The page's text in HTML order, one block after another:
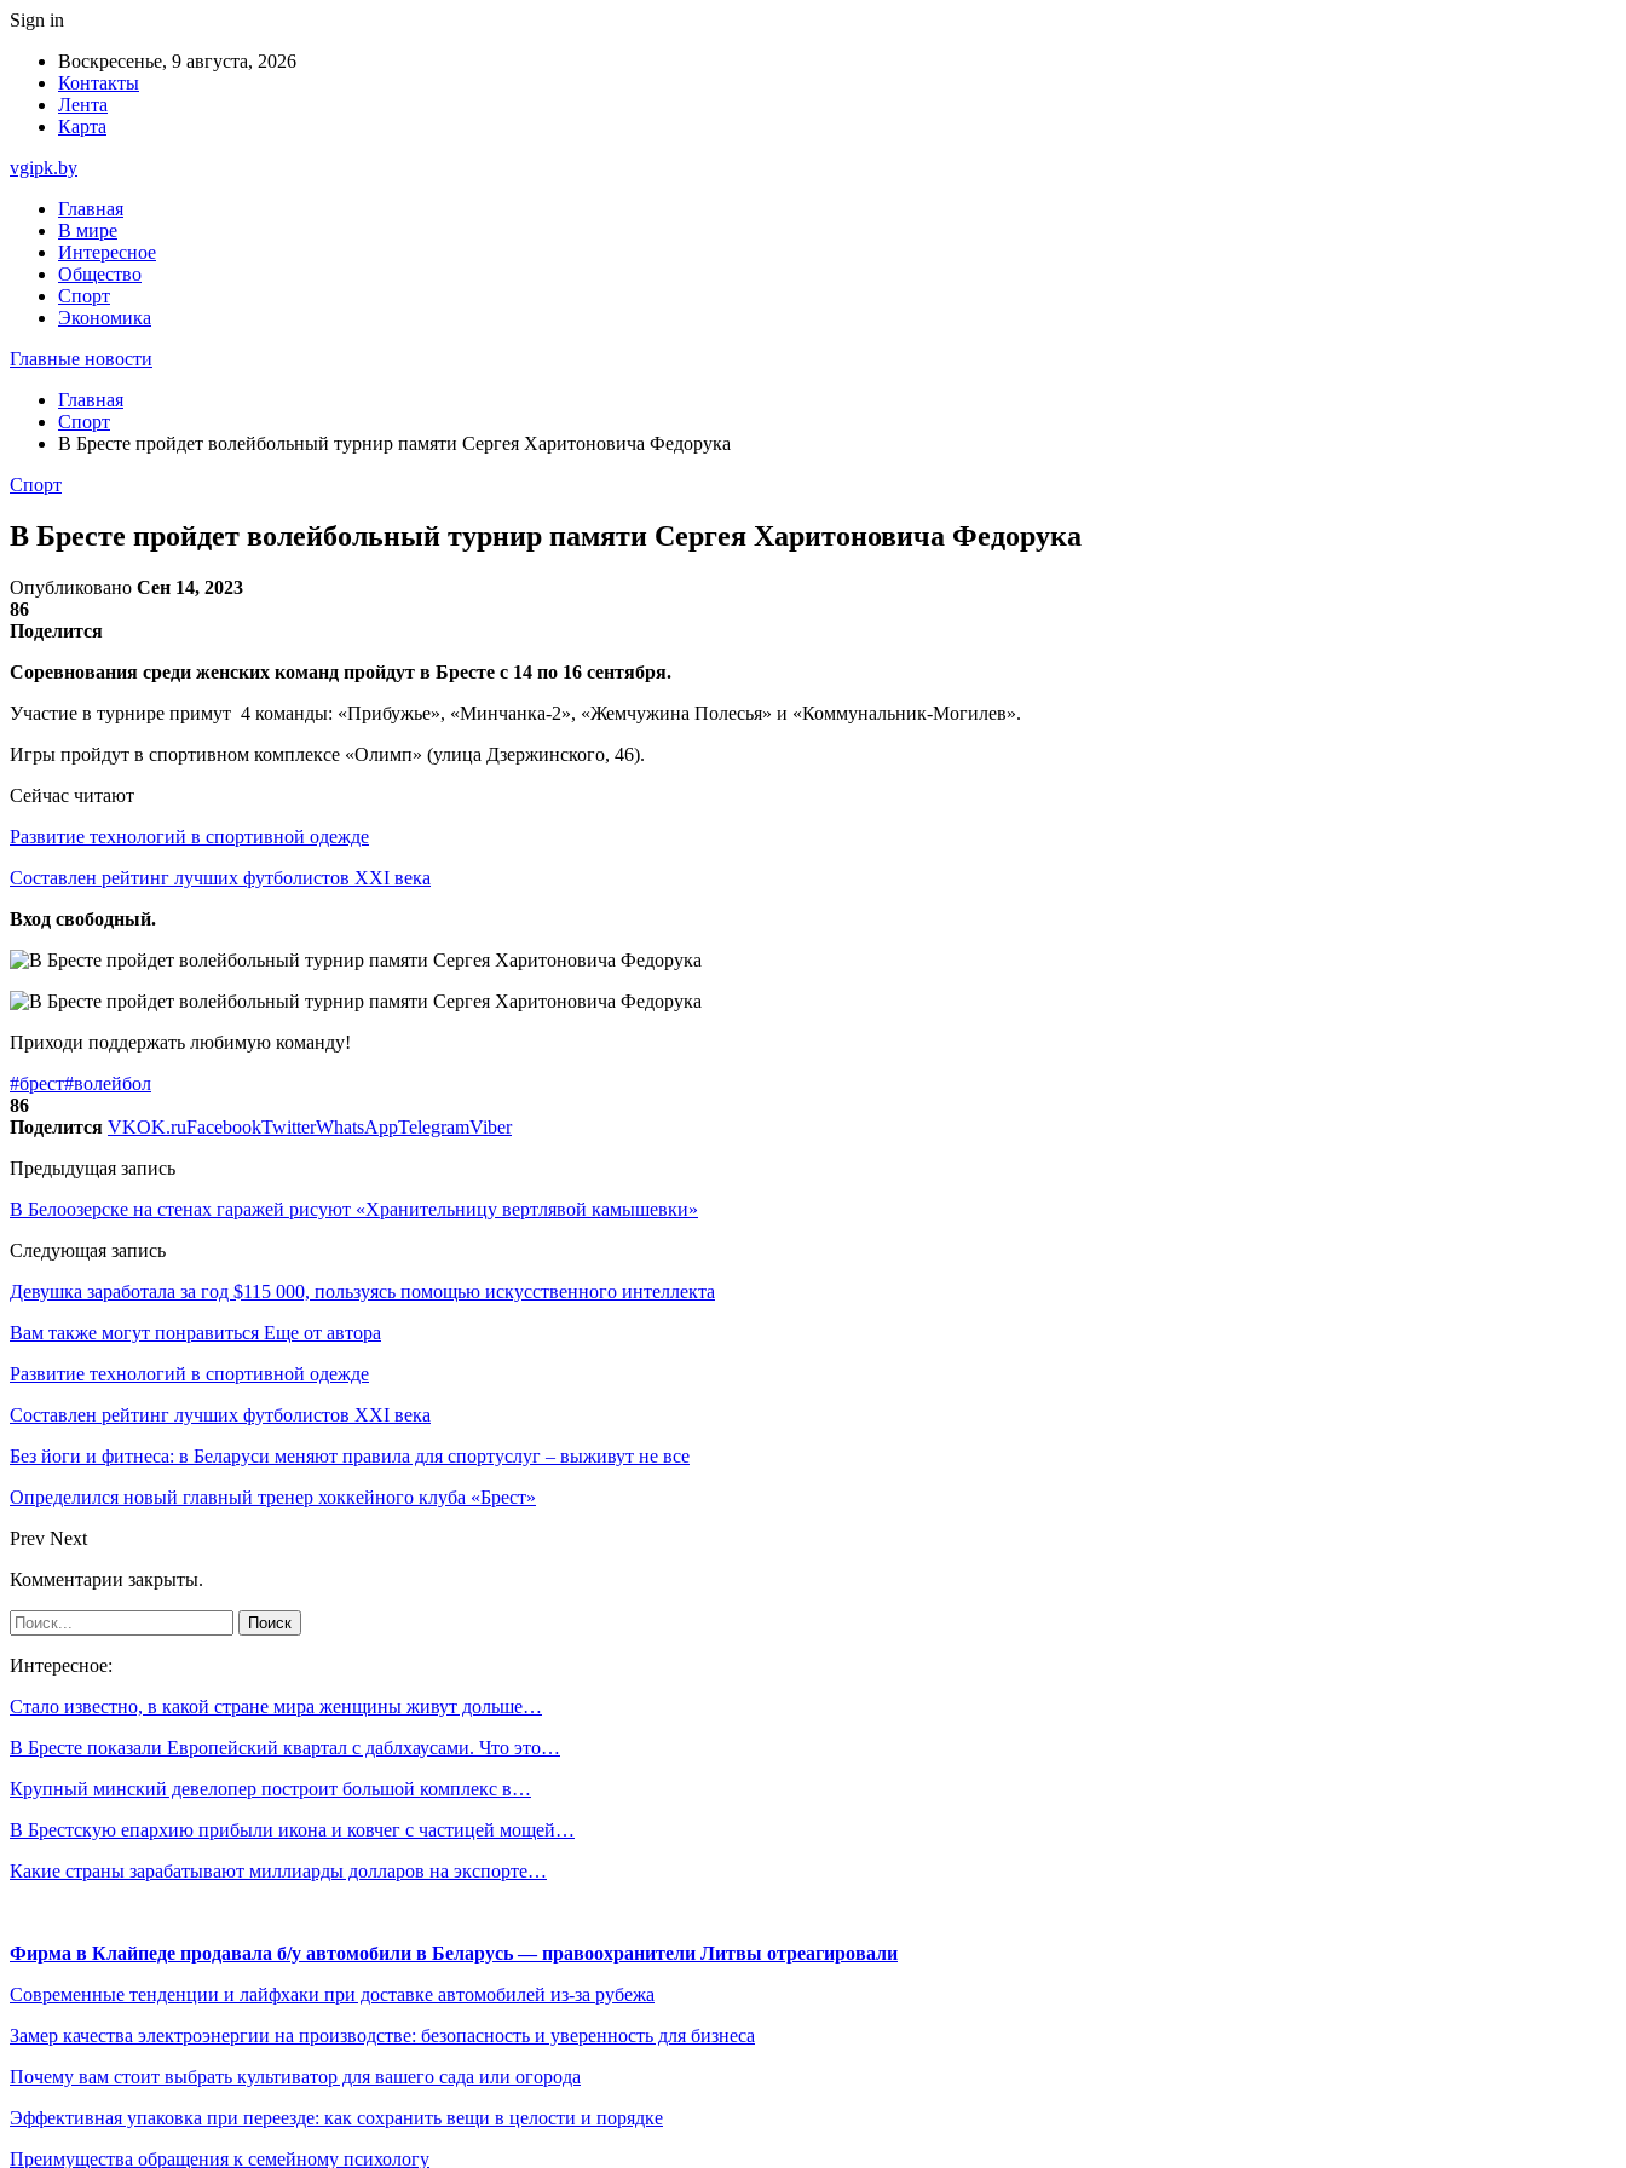
Sign in
Воскресенье, 9 августа, 2026
Контакты
Лента
Карта
vgipk.by
Главная
В мире
Интересное
Общество
Спорт
Экономика
Главные новости
Главная
Спорт
В Бресте пройдет волейбольный турнир памяти Сергея Харитоновича Федорука
Спорт
В Бресте пройдет волейбольный турнир памяти Сергея Харитоновича Федорука
Опубликовано Сен 14, 2023
86
Поделится
Соревнования среди женских команд пройдут в Бресте с 14 по 16 сентября.
Участие в турнире примут 4 команды: «Прибужье», «Минчанка-2», «Жемчужина Полесья» и «Коммунальник-Могилев».
Игры пройдут в спортивном комплексе «Олимп» (улица Дзержинского, 46).
Сейчас читают
Развитие технологий в спортивной одежде
Составлен рейтинг лучших футболистов XXI века
Вход свободный.
Приходи поддержать любимую команду!
#брест#волейбол
86
Поделится VKOK.ruFacebookTwitterWhatsAppTelegramViber
Предыдущая запись
В Белоозерске на стенах гаражей рисуют «Хранительницу вертлявой камышевки»
Следующая запись
Девушка заработала за год $115 000, пользуясь помощью искусственного интеллекта
Вам также могут понравиться Еще от автора
Развитие технологий в спортивной одежде
Составлен рейтинг лучших футболистов XXI века
Без йоги и фитнеса: в Беларуси меняют правила для спортуслуг – выживут не все
Определился новый главный тренер хоккейного клуба «Брест»
Prev Next
Комментарии закрыты.
Интересное:
Стало известно, в какой стране мира женщины живут дольше…
В Бресте показали Европейский квартал с даблхаусами. Что это…
Крупный минский девелопер построит большой комплекс в…
В Брестскую епархию прибыли икона и ковчег с частицей мощей…
Какие страны зарабатывают миллиарды долларов на экспорте…
Фирма в Клайпеде продавала б/у автомобили в Беларусь — правоохранители Литвы отреагировали
Современные тенденции и лайфхаки при доставке автомобилей из-за рубежа
Замер качества электроэнергии на производстве: безопасность и уверенность для бизнеса
Почему вам стоит выбрать культиватор для вашего сада или огорода
Эффективная упаковка при переезде: как сохранить вещи в целости и порядке
Преимущества обращения к семейному психологу